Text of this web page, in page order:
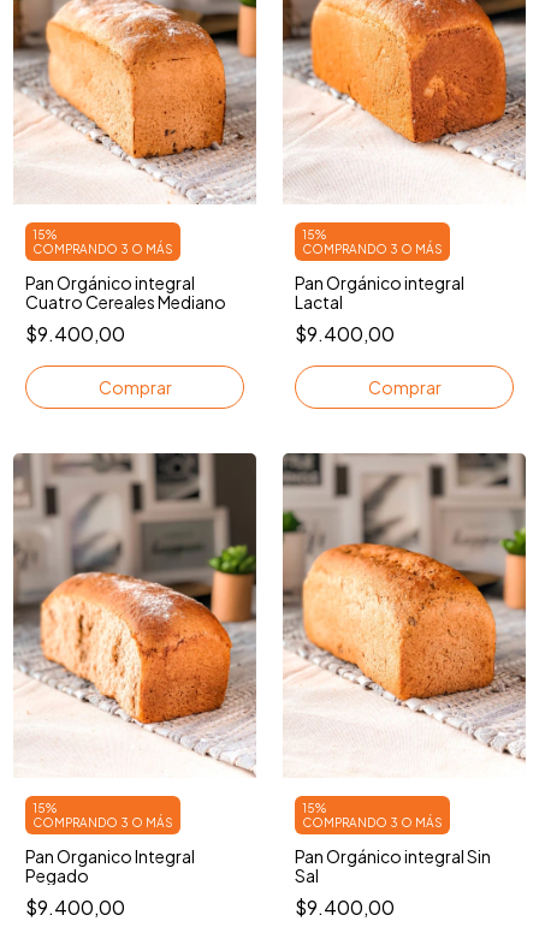
15%
COMPRANDO 3 O MÁS
Pan Orgánico integral
Cuatro Cereales Mediano
$9.400,00
Comprar
15%
COMPRANDO 3 O MÁS
Pan Orgánico integral
Lactal
$9.400,00
Comprar
15%
COMPRANDO 3 O MÁS
Pan Organico Integral
Pegado
$9.400,00
15%
COMPRANDO 3 O MÁS
Pan Orgánico integral Sin
Sal
$9.400,00